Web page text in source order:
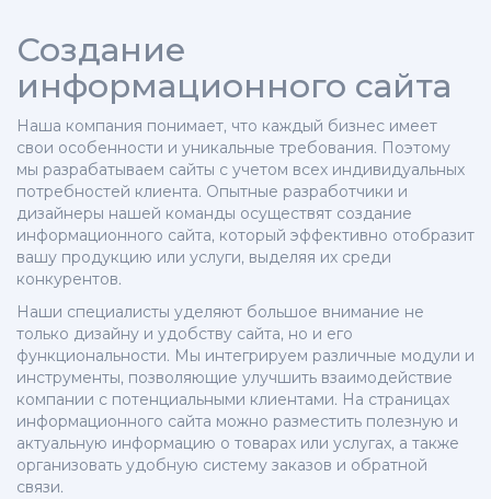
Создание
информационного сайта
Наша компания понимает, что каждый бизнес имеет
свои особенности и уникальные требования. Поэтому
мы разрабатываем сайты с учетом всех индивидуальных
потребностей клиента. Опытные разработчики и
дизайнеры нашей команды осуществят создание
информационного сайта, который эффективно отобразит
вашу продукцию или услуги, выделяя их среди
конкурентов.
Наши специалисты уделяют большое внимание не
только дизайну и удобству сайта, но и его
функциональности. Мы интегрируем различные модули и
инструменты, позволяющие улучшить взаимодействие
компании с потенциальными клиентами. На страницах
информационного сайта можно разместить полезную и
актуальную информацию о товарах или услугах, а также
организовать удобную систему заказов и обратной
связи.